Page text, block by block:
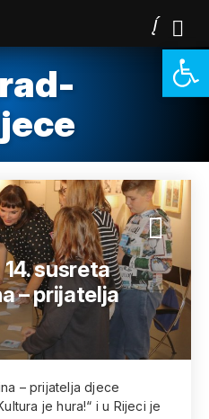
susreta
– prijatelja
– prijatelja djece
je hura!“ i u Rijeci je